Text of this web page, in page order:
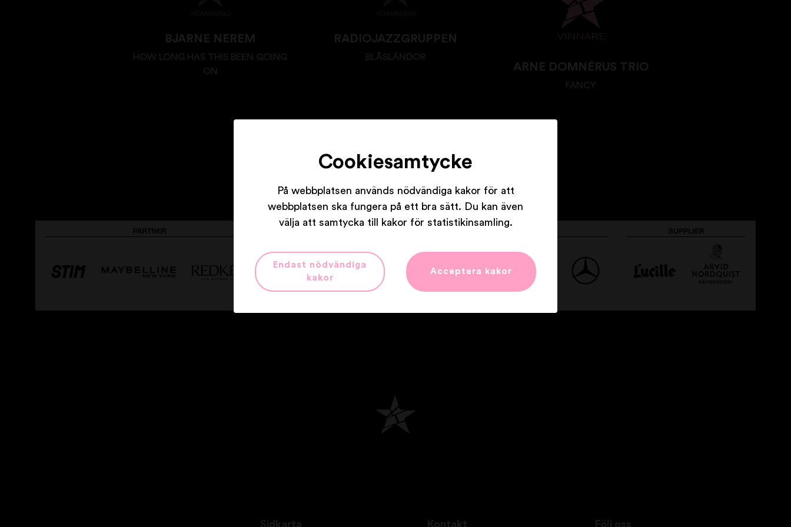
BJARNE NEREM
HOW LONG HAS THIS BEEN GOING
ON
RADIOJAZZGRUPPEN
BLÅSLÄNDOR
ARNE DOMNÉRUS TRIO
FANCY
Våra partners
Sidkarta Kontakt Följ oss
Cookiesamtycke
På webbplatsen används nödvändiga kakor för att
webbplatsen ska fungera på ett bra sätt. Du kan även
välja att samtycka till kakor för statistikinsamling.
Endast nödvändiga
kakor
Acceptera kakor